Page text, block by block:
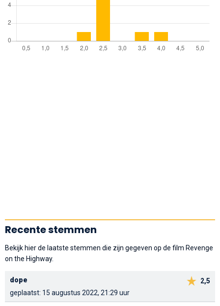
Recente stemmen
Bekijk hier de laatste stemmen die zijn gegeven op de film Revenge
on the Highway.
2,5
dope
geplaatst: 15 augustus 2022, 21:29 uur